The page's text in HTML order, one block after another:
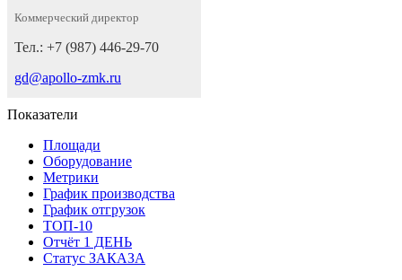
Коммерческий директор
Тел.: +7 (987) 446-29-70
gd@apollo-zmk.ru
Показатели
Площади
Оборудование
Метрики
График производства
График отгрузок
ТОП-10
Отчёт 1 ДЕНЬ
Статус ЗАКАЗА